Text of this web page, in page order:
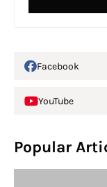
Facebook
YouTube
Popular